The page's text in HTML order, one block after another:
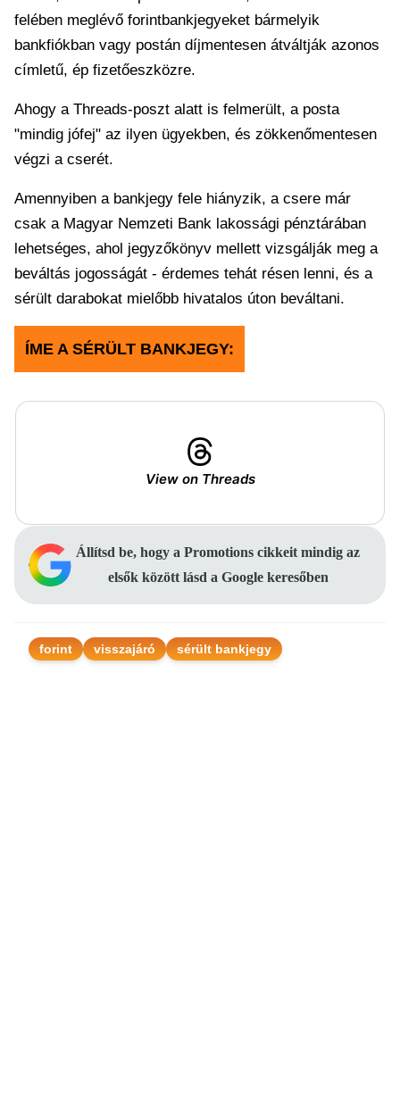
felében meglévő forintbankjegyeket bármelyik
bankfiókban vagy postán díjmentesen átváltják azonos
címletű, ép fizetőeszközre.
Ahogy a Threads-poszt alatt is felmerült, a posta
"mindig jófej" az ilyen ügyekben, és zökkenőmentesen
végzi a cserét.
Amennyiben a bankjegy fele hiányzik, a csere már
csak a Magyar Nemzeti Bank lakossági pénztárában
lehetséges, ahol jegyzőkönyv mellett vizsgálják meg a
beváltás jogosságát - érdemes tehát résen lenni, és a
sérült darabokat mielőbb hivatalos úton beváltani.
ÍME A SÉRÜLT BANKJEGY:
View on Threads
Állítsd be, hogy a Promotions cikkeit mindig az
elsők között lásd a Google keresőben
forint visszajáró sérült bankjegy